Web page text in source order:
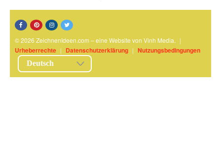
© 2026 ZeichnenIdeen.com – eine Website von Vinh Media. |
Urheberrechte | Datenschutzerklärung | Nutzungsbedingungen
Deutsch